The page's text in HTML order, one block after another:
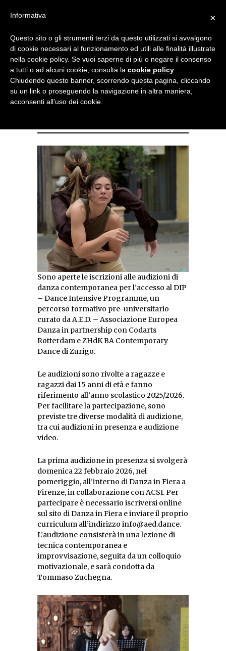
NOTIZIE DI DANZA IN ITALIA E ALL’ESTERO, PER DANZATORI,
danza contemporanea, le
audizioni per il DIP Dance
Sono aperte le iscrizioni alle audizioni di
danza contemporanea per l’accesso al DIP
– Dance Intensive Programme, un
percorso formativo pre-universitario
curato da A.E.D. – Associazione Europea
Danza in partnership con Codarts
Rotterdam e ZHdK BA Contemporary
Dance di Zurigo.
Le audizioni sono rivolte a ragazze e
ragazzi dai 15 anni di età e fanno
riferimento all’anno scolastico 2025/2026.
Per facilitare la partecipazione, sono
previste tre diverse modalità di audizione,
tra cui audizioni in presenza e audizione
video.
La prima audizione in presenza si svolgerà
domenica 22 febbraio 2026, nel
pomeriggio, all’interno di Danza in Fiera a
Firenze, in collaborazione con ACSI. Per
partecipare è necessario iscriversi online
sul sito di Danza in Fiera e inviare il proprio
curriculum all’indirizzo info@aed.dance.
L’audizione consisterà in una lezione di
tecnica contemporanea e
improvvisazione, seguita da un colloquio
motivazionale, e sarà condotta da
Tommaso Zuchegna.
×
Informativa
Questo sito o gli strumenti terzi da questo utilizzati si avvalgono
di cookie necessari al funzionamento ed utili alle finalità illustrate
nella cookie policy. Se vuoi saperne di più o negare il consenso
a tutti o ad alcuni cookie, consulta la cookie policy
Chiudendo questo banner, scorrendo questa pagina, cliccando
su un link o proseguendo la navigazione in altra maniera,
acconsenti all’uso dei cookie.